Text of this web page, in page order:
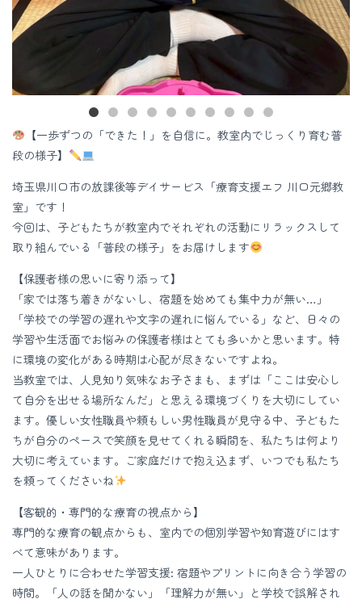
【一歩ずつの「できた！」を自信に。教室内でじっくり育む普
段の様子】
埼玉県川口市の放課後等デイサービス「療育支援エフ 川口元郷教
室」です！
今回は、子どもたちが教室内でそれぞれの活動にリラックスして
取り組んでいる「普段の様子」をお届けします
【保護者様の思いに寄り添って】
「家では落ち着きがないし、宿題を始めても集中力が無い…」
「学校での学習の遅れや文字の遅れに悩んでいる」など、日々の
学習や生活面でお悩みの保護者様はとても多いかと思います。特
に環境の変化がある時期は心配が尽きないですよね。
当教室では、人見知り気味なお子さまも、まずは「ここは安心し
て自分を出せる場所なんだ」と思える環境づくりを大切にしてい
ます。優しい女性職員や頼もしい男性職員が見守る中、子どもた
ちが自分のペースで笑顔を見せてくれる瞬間を、私たちは何より
大切に考えています。ご家庭だけで抱え込まず、いつでも私たち
を頼ってくださいね
【客観的・専門的な療育の視点から】
専門的な療育の観点からも、室内での個別学習や知育遊びにはす
べて意味があります。
一人ひとりに合わせた学習支援: 宿題やプリントに向き合う学習の
時間。「人の話を聞かない」「理解力が無い」と学校で誤解され